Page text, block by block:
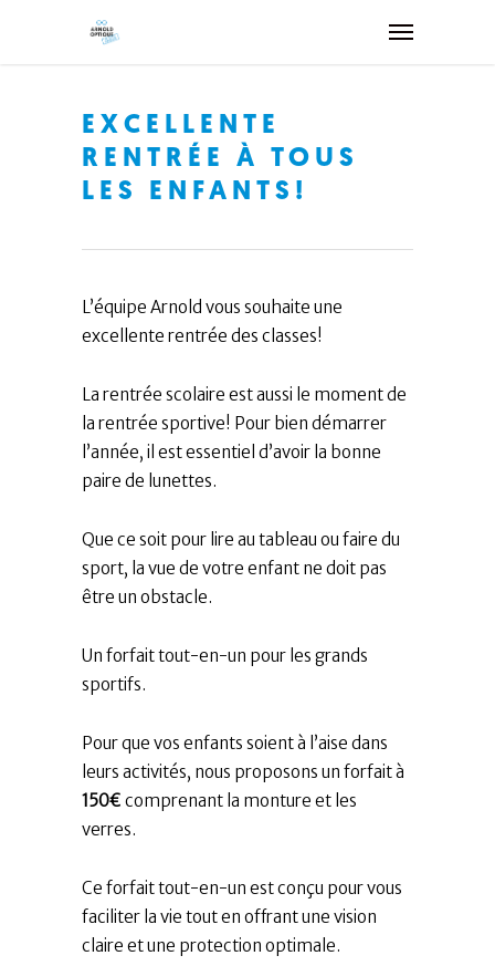
EXCELLENTE
RENTRÉE À TOUS
LES ENFANTS!
L’équipe Arnold vous souhaite une
excellente rentrée des classes!
La rentrée scolaire est aussi le moment de
la rentrée sportive! Pour bien démarrer
l’année, il est essentiel d’avoir la bonne
paire de lunettes.
Que ce soit pour lire au tableau ou faire du
sport, la vue de votre enfant ne doit pas
être un obstacle.
Un forfait tout-en-un pour les grands
sportifs.
Pour que vos enfants soient à l’aise dans
leurs activités, nous proposons un forfait à
150€ comprenant la monture et les
verres.
Ce forfait tout-en-un est conçu pour vous
faciliter la vie tout en offrant une vision
claire et une protection optimale.